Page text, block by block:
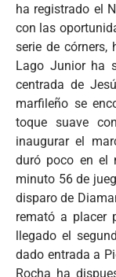
ha registrado el
con las
serie de córners,
Lago Junior ha
centrada de
marfileño se
toque suave
inaugurar el
duró poco en el
minuto 56 de
disparo de
remató a placer
llegado el
dado entrada a
Rocha ha